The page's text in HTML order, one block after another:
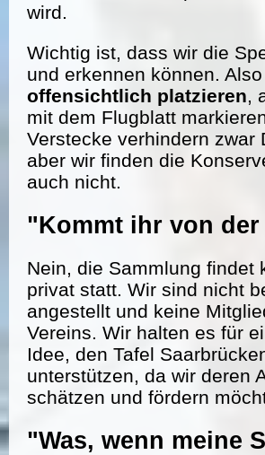
wird.
Wichtig ist, dass wir die
und erkennen können.
offensichtlich platzieren,
mit dem Flugblatt
Verstecke verhindern zwar
aber wir finden die
auch nicht.
"Kommt ihr von der
Nein, die Sammlung findet
privat statt. Wir sind nicht
angestellt und keine
Vereins. Wir halten es für
Idee, den Tafel
unterstützen, da wir deren
schätzen und fördern
"Was, wenn meine